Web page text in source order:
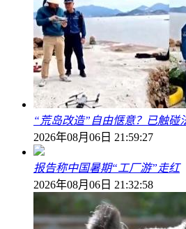
“荒岛改造”自由惬意？已触
2026年08月06日 21:59:27
报告称中国暑期“工厂游”走红
2026年08月06日 21:32:58